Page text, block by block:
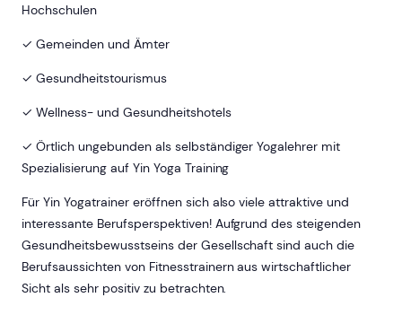
Hochschulen
✓ Gemeinden und Ämter
✓ Gesundheitstourismus
✓ Wellness- und Gesundheitshotels
✓ Örtlich ungebunden als selbständiger Yogalehrer mit
Spezialisierung auf Yin Yoga Training
Für Yin Yogatrainer eröffnen sich also viele attraktive und
interessante Berufsperspektiven! Aufgrund des steigenden
Gesundheitsbewusstseins der Gesellschaft sind auch die
Berufsaussichten von Fitnesstrainern aus wirtschaftlicher
Sicht als sehr positiv zu betrachten.